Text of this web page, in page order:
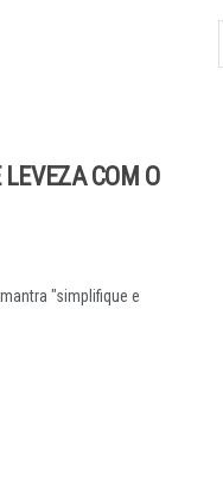
COM O
"simplifique e